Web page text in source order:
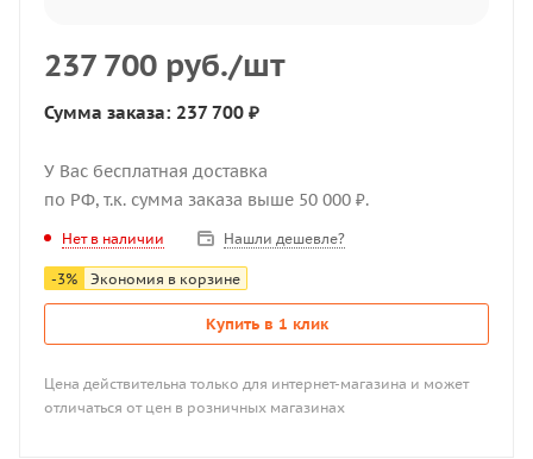
237 700 руб./шт
Сумма заказа: 237 700 ₽
У Вас бесплатная доставка
по РФ, т.к. сумма заказа выше 50 000 ₽.
Нет в наличии Нашли дешевле?
-3% Экономия в корзине
Купить в 1 клик
Цена действительна только для интернет-магазина и может
отличаться от цен в розничных магазинах